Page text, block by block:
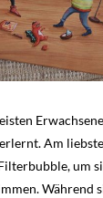
Am
um
Während